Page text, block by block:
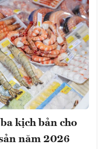
kịch bản cho
năm 2026